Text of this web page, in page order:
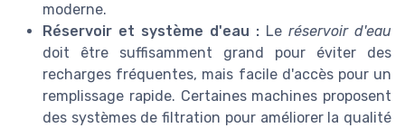
moderne.
Réservoir et système d'eau : Le réservoir d'eau
doit être suffisamment grand pour éviter des
recharges fréquentes, mais facile d'accès pour un
remplissage rapide. Certaines machines proposent
des systèmes de filtration pour améliorer la qualité